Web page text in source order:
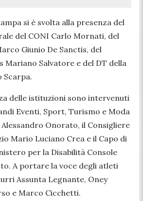
si è svolta alla presenza del
del CONI Carlo Mornati, del
Giunio De Sanctis, del
Mariano Salvatore e del DT della
Scarpa.
delle istituzioni sono intervenuti
Eventi, Sport, Turismo e Moda
Alessandro Onorato, il Consigliere
Mario Luciano Crea e il Capo di
per la Disabilità Console
A portare la voce degli atleti
Assunta Legnante, Oney
e Marco Cicchetti.